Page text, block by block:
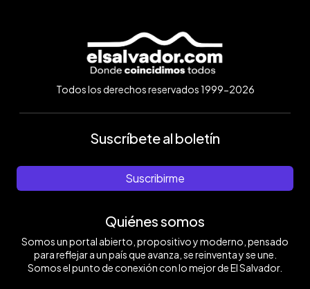
Todos los derechos reservados 1999-2026
Suscríbete al boletín
Suscribirme
Quiénes somos
Somos un portal abierto, propositivo y moderno, pensado
para reflejar a un país que avanza, se reinventa y se une.
Somos el punto de conexión con lo mejor de El Salvador.